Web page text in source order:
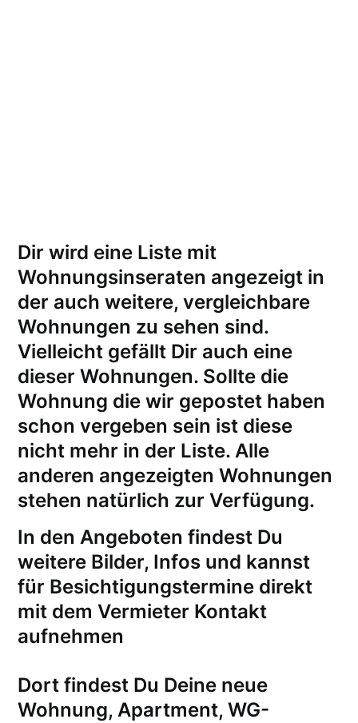
Dir wird eine Liste mit
Wohnungsinseraten angezeigt in
der auch weitere, vergleichbare
Wohnungen zu sehen sind.
Vielleicht gefällt Dir auch eine
dieser Wohnungen. Sollte die
Wohnung die wir gepostet haben
schon vergeben sein ist diese
nicht mehr in der Liste. Alle
anderen angezeigten Wohnungen
stehen natürlich zur Verfügung.
In den Angeboten findest Du
weitere Bilder, Infos und kannst
für Besichtigungstermine direkt
mit dem Vermieter Kontakt
aufnehmen
Dort findest Du Deine neue
Wohnung, Apartment, WG-